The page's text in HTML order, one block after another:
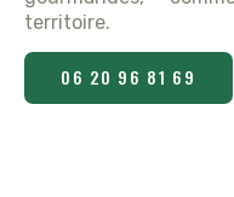
territoire.
06 20 96 81 69